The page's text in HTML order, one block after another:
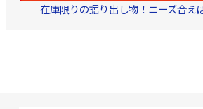
在庫限りの掘り出し物！ニーズ合え